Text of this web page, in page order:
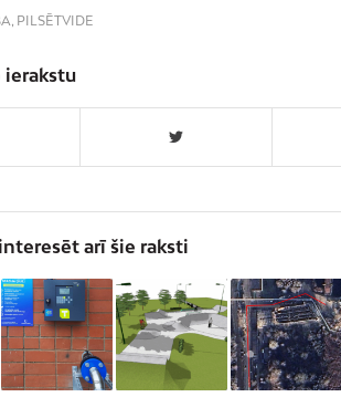
, PILSĒTVIDE
ierakstu
arī šie raksti